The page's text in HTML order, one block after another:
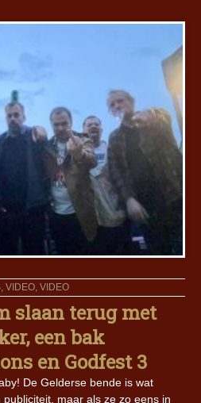
, VIDEO, VIDEO
slaan terug met
een bak
en Godfest 3
De Gelderse bende is wat
maar als ze zo eens in